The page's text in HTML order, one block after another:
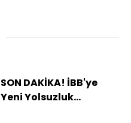
SON DAKİKA! İBB'ye
Yeni Yolsuzluk